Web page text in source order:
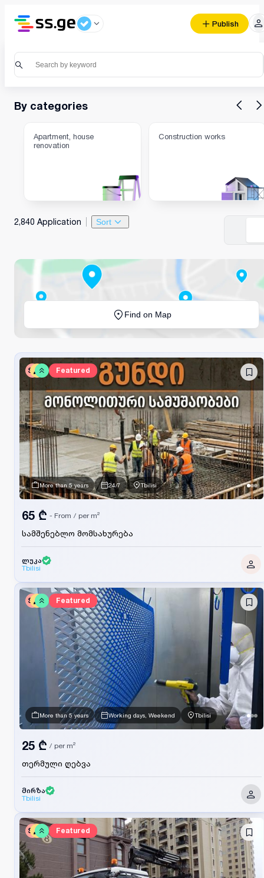
Publish
By categories
Apartment, house
renovation
Construction works
2,840 Application Sort
Find on Map
SV Featured
More than 5 years 24/7 Tbilisi
სამშენებლო მომსახურება
65 ₾ - From / per m²
ლუკა
Tbilisi
SV Featured
More than 5 years Working days, Weekend Tbilisi
თერმული ღებვა
25 ₾ / per m²
მირზა
Tbilisi
SV Featured